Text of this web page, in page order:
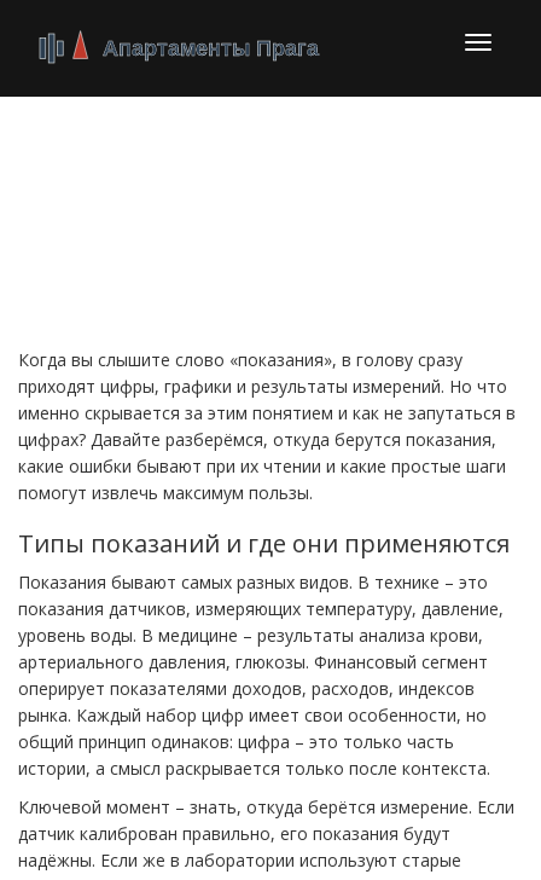
Когда вы слышите слово «показания», в голову сразу
приходят цифры, графики и результаты измерений. Но что
именно скрывается за этим понятием и как не запутаться в
цифрах? Давайте разберёмся, откуда берутся показания,
какие ошибки бывают при их чтении и какие простые шаги
помогут извлечь максимум пользы.
Типы показаний и где они применяются
Показания бывают самых разных видов. В технике – это
показания датчиков, измеряющих температуру, давление,
уровень воды. В медицине – результаты анализа крови,
артериального давления, глюкозы. Финансовый сегмент
оперирует показателями доходов, расходов, индексов
рынка. Каждый набор цифр имеет свои особенности, но
общий принцип одинаков: цифра – это только часть
истории, а смысл раскрывается только после контекста.
Ключевой момент – знать, откуда берётся измерение. Если
датчик калиброван правильно, его показания будут
надёжны. Если же в лаборатории используют старые